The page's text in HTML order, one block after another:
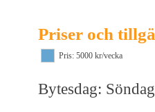
Priser och
Pris: 5000 kr/vecka
Bytesdag: Söndag